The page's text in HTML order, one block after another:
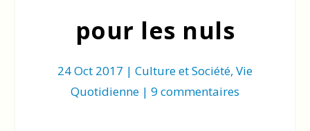
pour les nuls
24 Oct 2017 | Culture et Société, Vie
Quotidienne| 9 commentaires